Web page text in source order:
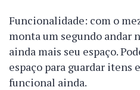
Funcionalidade: com o
monta um segundo andar
ainda mais seu espaço.
espaço para guardar itens
funcional ainda.